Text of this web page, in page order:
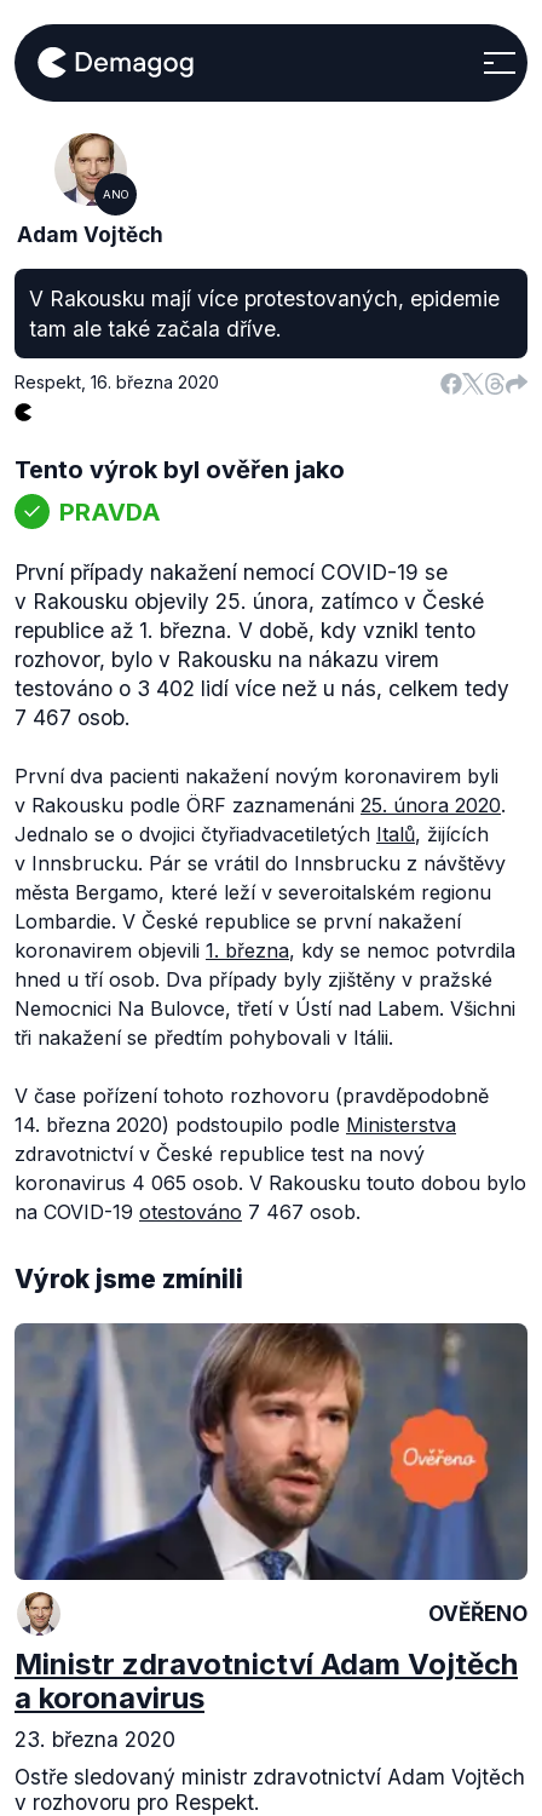
ANO
Adam Vojtěch
V Rakousku mají více protestovaných, epidemie
tam ale také začala dříve.
Respekt 16. března 2020
Tento výrok byl ověřen jako
PRAVDA
První případy nakažení nemocí COVID-19 se
v Rakousku objevily 25. února, zatímco v České
republice až 1. března. V době, kdy vznikl tento
rozhovor, bylo v Rakousku na nákazu virem
testováno o 3 402 lidí více než u nás, celkem tedy
7 467 osob.
První dva pacienti nakažení novým koronavirem byli
v Rakousku podle ÖRF zaznamenáni 25. února 2020.
Jednalo se o dvojici čtyřiadvacetiletých Italů, žijících
v Innsbrucku. Pár se vrátil do Innsbrucku z návštěvy
města Bergamo, které leží v severoitalském regionu
Lombardie. V České republice se první nakažení
koronavirem objevili 1. března, kdy se nemoc potvrdila
hned u tří osob. Dva případy byly zjištěny v pražské
Nemocnici Na Bulovce, třetí v Ústí nad Labem. Všichni
tři nakažení se předtím pohybovali v Itálii.
V čase pořízení tohoto rozhovoru (pravděpodobně
14. března 2020) podstoupilo podle Ministerstva
zdravotnictví v České republice test na nový
koronavirus 4 065 osob. V Rakousku touto dobou bylo
na COVID-19 otestováno 7 467 osob.
Výrok jsme zmínili
OVĚŘENO
Ministr zdravotnictví Adam Vojtěch
a koronavirus
23. března 2020
Ostře sledovaný ministr zdravotnictví Adam Vojtěch
v rozhovoru pro Respekt.